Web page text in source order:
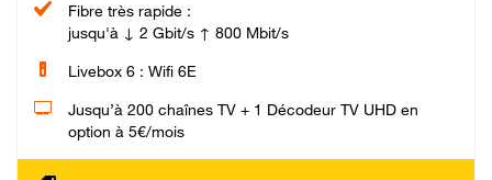
Fibre très rapide :
jusqu'à ↓ 2 Gbit/s ↑ 800 Mbit/s
Livebox 6 : Wifi 6E
Jusqu’à 200 chaînes TV + 1 Décodeur TV UHD en
option à 5€/mois